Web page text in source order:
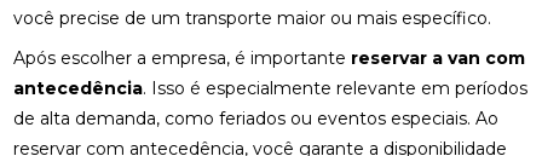
você precise de um transporte maior ou mais específico.
Após escolher a empresa, é importante reservar a van com
antecedência. Isso é especialmente relevante em períodos
de alta demanda, como feriados ou eventos especiais. Ao
reservar com antecedência, você garante a disponibilidade